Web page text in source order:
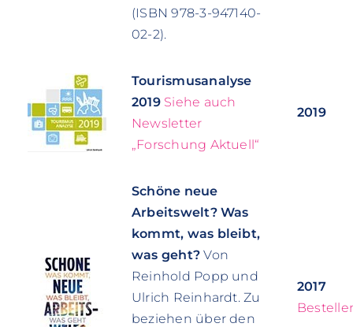
(ISBN 978-3-947140-
02-2).
Tourismusanalyse
2019 Siehe auch
Newsletter
„Forschung Aktuell“
2019
Schöne neue
Arbeitswelt? Was
kommt, was bleibt,
was geht? Von
Reinhold Popp und
Ulrich Reinhardt. Zu
beziehen über den
2017